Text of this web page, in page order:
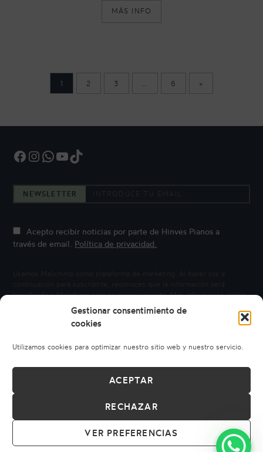
Gestionar consentimiento de
cookies
Utilizamos cookies para optimizar nuestro sitio web y nuestro servicio.
ACEPTAR
RECHAZAR
VER PREFERENCIAS
MÁS INFO
1 2 3 6 »
Facebook InstagramWhatsApp YouTube TikTok
NEWSLETTER
Acepto recibir noticias por parte de Hinves Pianos a
través de email. Política de privacidad.
transferida a Mailchimp para su procesamiento.Más información sobre
© 2026 HINVES PIANOS
CONDICIONES DE COMPRACÓDIGO ÉTICO
DERECHO DE DESISTIMIENTO